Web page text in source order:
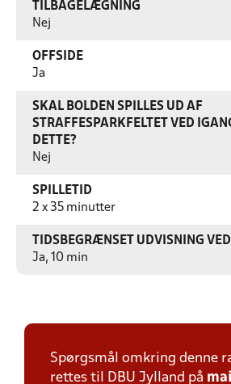
TILBAGELÆGNING
Nej
OFFSIDE
Ja
SKAL BOLDEN SPILLES UD AF
STRAFFESPARKFELTET VED
DETTE?
Nej
SPILLETID
2 x 35 minutter
TIDSBEGRÆNSET UDVISNING
Ja, 10 min
Spørgsmål omkring denne
rettes til DBU Jylland på mail